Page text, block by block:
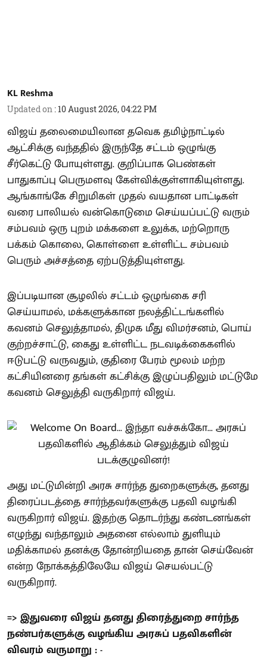
KL Reshma
Updated on :10 August 2026, 04:22 PM
விஜய் தலைமையிலான தவெக தமிழ்நாட்டில்
ஆட்சிக்கு வந்ததில் இருந்தே சட்டம் ஒழுங்கு
சீர்கெட்டு போயுள்ளது. குறிப்பாக பெண்கள்
பாதுகாப்பு பெருமளவு கேள்விக்குள்ளாகியுள்ளது.
ஆங்காங்கே சிறுமிகள் முதல் வயதான பாட்டிகள்
வரை பாலியல் வன்கொடுமை செய்யப்பட்டு வரும்
சம்பவம் ஒரு புறம் மக்களை உலுக்க, மற்றொரு
பக்கம் கொலை, கொள்ளை உள்ளிட்ட சம்பவம்
பெரும் அச்சத்தை ஏற்படுத்தியுள்ளது.
இப்படியான சூழலில் சட்டம் ஒழுங்கை சரி
செய்யாமல், மக்களுக்கான நலத்திட்டங்களில்
கவனம் செலுத்தாமல், திமுக மீது விமர்சனம், பொய்
குற்றச்சாட்டு, கைது உள்ளிட்ட நடவடிக்கைகளில்
ஈடுபட்டு வருவதும், குதிரை பேரம் மூலம் மற்ற
கட்சியினரை தங்கள் கட்சிக்கு இழுப்பதிலும் மட்டுமே
கவனம் செலுத்தி வருகிறார் விஜய்.
அது மட்டுமின்றி அரசு சார்ந்த துறைகளுக்கு, தனது
திரைப்படத்தை சார்ந்தவர்களுக்கு பதவி வழங்கி
வருகிறார் விஜய். இதற்கு தொடர்ந்து கண்டனங்கள்
எழுந்து வந்தாலும் அதனை எல்லாம் துளியும்
மதிக்காமல் தனக்கு தோன்றியதை தான் செய்வேன்
என்ற நோக்கத்திலேயே விஜய் செயல்பட்டு
வருகிறார்.
=> இதுவரை விஜய் தனது திரைத்துறை சார்ந்த
நண்பர்களுக்கு வழங்கிய அரசுப் பதவிகளின்
விவரம் வருமாறு : -